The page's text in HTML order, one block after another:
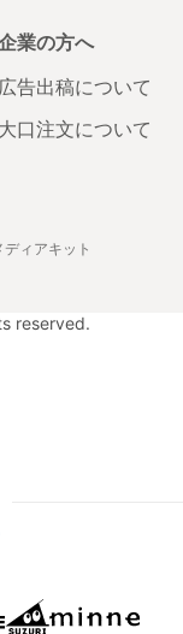
業の方へ
広告出稿について
大口注文について
ディアキット
reserved.